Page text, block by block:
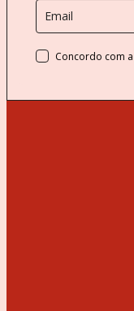
Concordo com a